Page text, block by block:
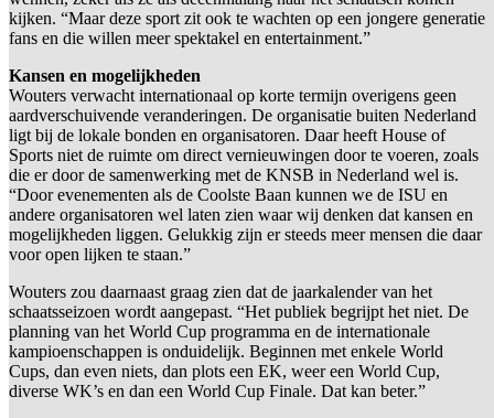
kijken. “Maar deze sport zit ook te wachten op een jongere generatie
fans en die willen meer spektakel en entertainment.”
Kansen en mogelijkheden
Wouters verwacht internationaal op korte termijn overigens geen
aardverschuivende veranderingen. De organisatie buiten Nederland
ligt bij de lokale bonden en organisatoren. Daar heeft House of
Sports niet de ruimte om direct vernieuwingen door te voeren, zoals
die er door de samenwerking met de KNSB in Nederland wel is.
“Door evenementen als de Coolste Baan kunnen we de ISU en
andere organisatoren wel laten zien waar wij denken dat kansen en
mogelijkheden liggen. Gelukkig zijn er steeds meer mensen die daar
voor open lijken te staan.”
Wouters zou daarnaast graag zien dat de jaarkalender van het
schaatsseizoen wordt aangepast. “Het publiek begrijpt het niet. De
planning van het World Cup programma en de internationale
kampioenschappen is onduidelijk. Beginnen met enkele World
Cups, dan even niets, dan plots een EK, weer een World Cup,
diverse WK’s en dan een World Cup Finale. Dat kan beter.”